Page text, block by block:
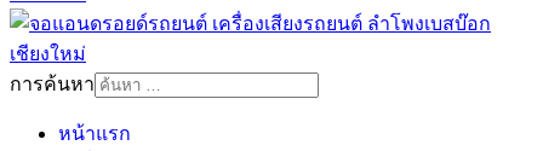
การค้นหา
หน้าแรก